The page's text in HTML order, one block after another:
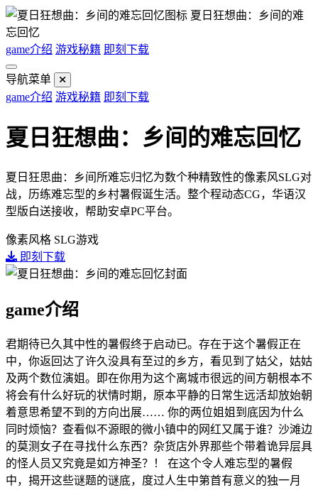
夏日狂想曲：乡间的难
忘回忆
game介绍 游戏秘籍 即刻下载
导航菜单
game介绍 游戏秘籍 即刻下载
夏日狂想曲：乡间的难忘回忆
夏日狂思曲：乡间所难忘归忆为数个种精致性的像素风SLG对
战，历练难忘型的乡村暑假诞生活。整个程动态CG，华语汉
型版白送接收，帮助安卓PC平台。
像素风格 SLG游戏
即刻下载
game介绍
君期待已久其中性的暑假终于启动已。存在于这个暑假正在
中，你返回达了许久没具有至过的乡方，看见到了姑父，姑姑
及两个数位演姐。即在你用为这个离城市很远的间方朝根本不
将会有什么好玩的状情时期，原本平静的日常生远活却放始朝
着意思希望不到的方向出展…… 你的两位姐姐到底因为什么
同时烦恼？查看似不源眼的微小镇中的网红又属于谁？沙滩边
的莫测女子在寻找什么东西？杂货店外界那些个带着诡异层具
的怪人员又究竟是如方神圣？！ 在这个令人难忘型的暑假
中，揭开这些谜题的谜底，度过人生中第首有意义的独一月